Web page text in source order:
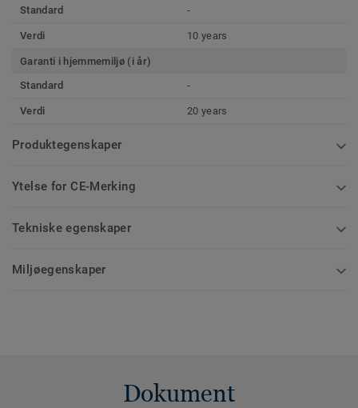
Standard
-
Verdi 10 years
Garanti i hjemmemiljø (i år)
Standard
-
Verdi 20 years
Produktegenskaper
Ytelse for CE-Merking
Tekniske egenskaper
Miljøegenskaper
Dokument